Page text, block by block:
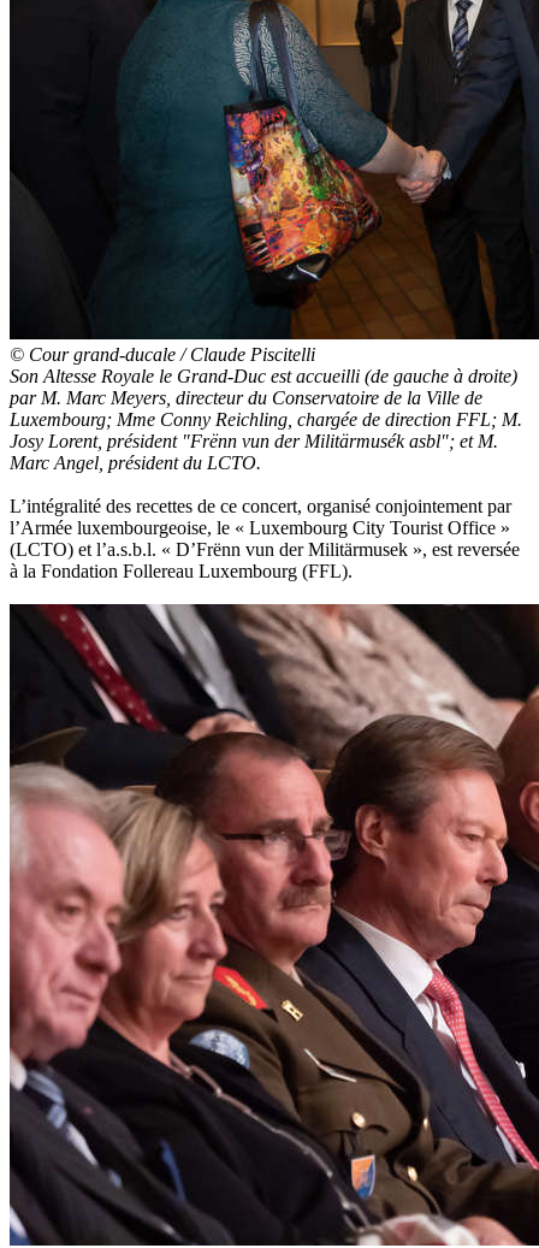
© Cour grand-ducale / Claude Piscitelli
Son Altesse Royale le Grand-Duc est accueilli (de gauche à droite)
par M. Marc Meyers, directeur du Conservatoire de la Ville de
Luxembourg; Mme Conny Reichling, chargée de direction FFL; M.
Josy Lorent, président "Frënn vun der Militärmusék asbl"; et M.
Marc Angel, président du LCTO.
L’intégralité des recettes de ce concert, organisé conjointement par
l’Armée luxembourgeoise, le « Luxembourg City Tourist Office »
(LCTO) et l’a.s.b.l. « D’Frënn vun der Militärmusek », est reversée
à la Fondation Follereau Luxembourg (FFL).